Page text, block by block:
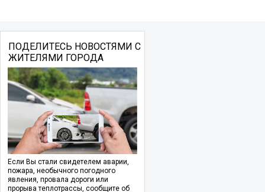
ПОДЕЛИТЕСЬ НОВОСТЯМИ С
ЖИТЕЛЯМИ ГОРОДА
Если Вы стали свидетелем аварии,
пожара, необычного погодного
явления, провала дороги или
прорыва теплотрассы, сообщите об